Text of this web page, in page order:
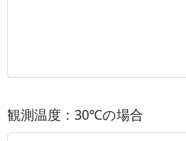
観測温度：30℃の場合